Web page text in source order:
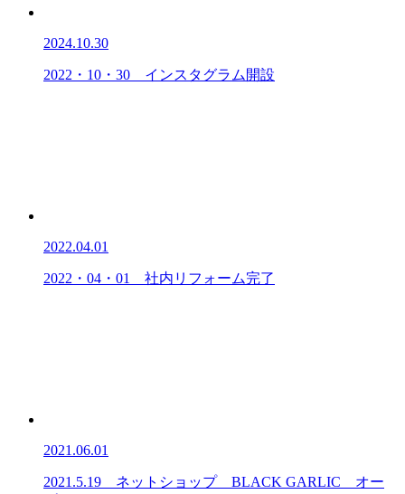
2024.10.30
2022・10・30 インスタグラム開設
2022.04.01
2022・04・01 社内リフォーム完了
2021.06.01
2021.5.19 ネットショップ BLACK GARLIC オー